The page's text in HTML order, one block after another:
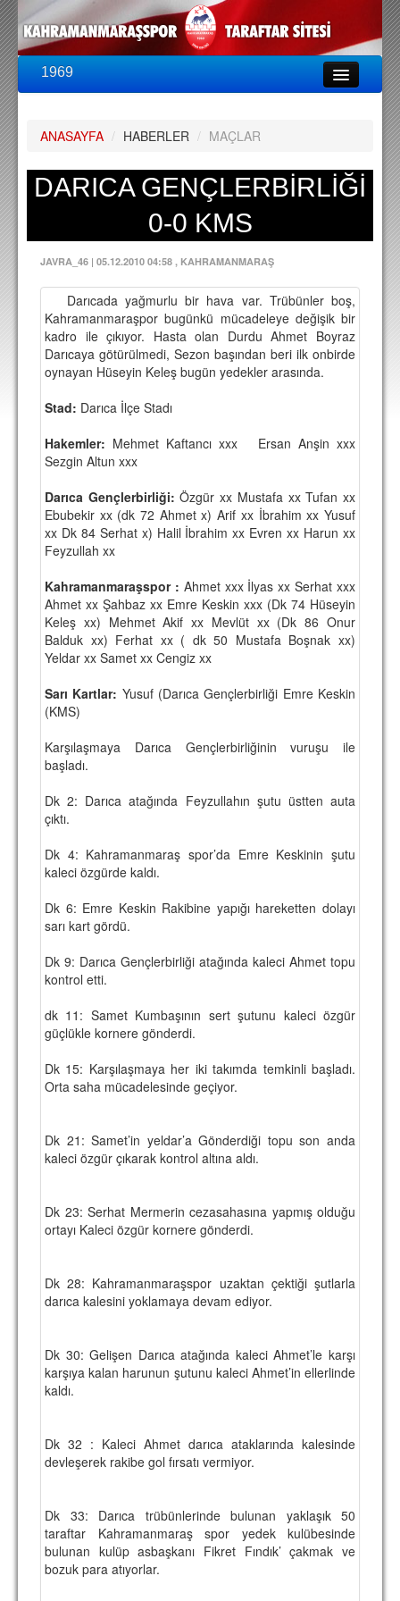
1969
PUAN DURUMU
FİKSTÜR
A TAKIM KADROSU
TEKNİK KADRO
TRANSFERLER
TARAFTAR
BİLETLER
DEPLASMAN
LİSANSLI ÜRÜNLER
FOTOĞRAF & VİDEOLAR
MARŞ & TEZAHÜRATLAR
KULÜP
AMBLEM
SPOR TESİSLERİ
PERSONEL
SPONSORLAR
TARİHİ BAŞARILAR
BASINDAN
ESKi BAŞKANLAR
ESKİ HOCALAR
MİSYON
HAKKIMIZDA
İRTİBAT
SİTE İSTATİSTİKLERİ
REKLAM YAYINI
ANASAYFA / HABERLER / MAÇLAR
DARICA GENÇLERBİRLİĞİ
0-0 KMS
JAVRA_46 | 05.12.2010 04:58 , KAHRAMANMARAŞ
Darıcada yağmurlu bir hava var. Trübünler boş,
Kahramanmaraşpor bugünkü mücadeleye değişik bir
kadro ile çıkıyor. Hasta olan Durdu Ahmet Boyraz
Darıcaya götürülmedi, Sezon başından beri ilk onbirde
oynayan Hüseyin Keleş bugün yedekler arasında.
Stad: Darıca İlçe Stadı
Hakemler: Mehmet Kaftancı xxx Ersan Anşin xxx
Sezgin Altun xxx
Darıca Gençlerbirliği:Özgür xx Mustafa xx Tufan xx
Ebubekir xx (dk 72 Ahmet x) Arif xx İbrahim xx Yusuf
xx Dk 84 Serhat x) Halil İbrahim xx Evren xx Harun xx
Feyzullah xx
Kahramanmaraşspor : Ahmet xxx İlyas xx Serhat xxx
Ahmet xx Şahbaz xx Emre Keskin xxx (Dk 74 Hüseyin
Keleş xx) Mehmet Akif xx Mevlüt xx (Dk 86 Onur
Balduk xx) Ferhat xx ( dk 50 Mustafa Boşnak xx)
Yeldar xx Samet xx Cengiz xx
Sarı Kartlar: Yusuf (Darıca Gençlerbirliği Emre Keskin
(KMS)
Karşılaşmaya Darıca Gençlerbirliğinin vuruşu ile
başladı.
Dk 2: Darıca atağında Feyzullahın şutu üstten auta
çıktı.
Dk 4: Kahramanmaraş spor’da Emre Keskinin şutu
kaleci özgürde kaldı.
Dk 6: Emre Keskin Rakibine yapığı hareketten dolayı
sarı kart gördü.
Dk 9: Darıca Gençlerbirliği atağında kaleci Ahmet topu
kontrol etti.
dk 11: Samet Kumbaşının sert şutunu kaleci özgür
güçlükle kornere gönderdi.
Dk 15: Karşılaşmaya her iki takımda temkinli başladı.
Orta saha mücadelesinde geçiyor.
Dk 21: Samet’in yeldar’a Gönderdiği topu son anda
kaleci özgür çıkarak kontrol altına aldı.
Dk 23: Serhat Mermerin cezasahasına yapmış olduğu
ortayı Kaleci özgür kornere gönderdi.
Dk 28: Kahramanmaraşspor uzaktan çektiği şutlarla
darıca kalesini yoklamaya devam ediyor.
Dk 30: Gelişen Darıca atağında kaleci Ahmet’le karşı
karşıya kalan harunun şutunu kaleci Ahmet’in ellerlinde
kaldı.
Dk 32 : Kaleci Ahmet darıca ataklarında kalesinde
devleşerek rakibe gol fırsatı vermiyor.
Dk 33: Darıca trübünlerinde bulunan yaklaşık 50
taraftar Kahramanmaraş spor yedek kulübesinde
bulunan kulüp asbaşkanı Fikret Fındık’ çakmak ve
bozuk para atıyorlar.